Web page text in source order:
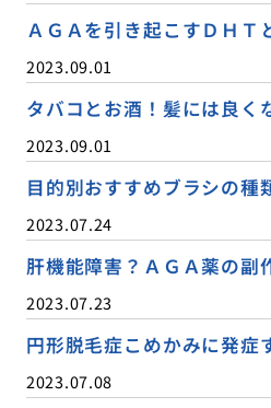
ＡＧＡを引き起こすＤＨＴ
2023.09.01
タバコとお酒！髪には良く
2023.09.01
目的別おすすめブラシの種
2023.07.24
肝機能障害？ＡＧＡ薬の副
2023.07.23
円形脱毛症こめかみに発症
2023.07.08